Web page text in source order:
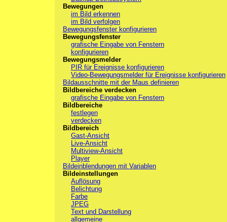
Bewegungen
im Bild erkennen
im Bild verfolgen
Bewegungsfenster konfigurieren
Bewegungsfenster
grafische Eingabe von Fenstern
konfigurieren
Bewegungsmelder
PIR für Ereignisse konfigurieren
Video-Bewegungsmelder für Ereignisse konfigurieren
Bildausschnitte mit der Maus definieren
Bildbereiche verdecken
grafische Eingabe von Fenstern
Bildbereiche
festlegen
verdecken
Bildbereich
Gast-Ansicht
Live-Ansicht
Multiview-Ansicht
Player
Bildeinblendungen mit Variablen
Bildeinstellungen
Auflösung
Belichtung
Farbe
JPEG
Text und Darstellung
allgemeine